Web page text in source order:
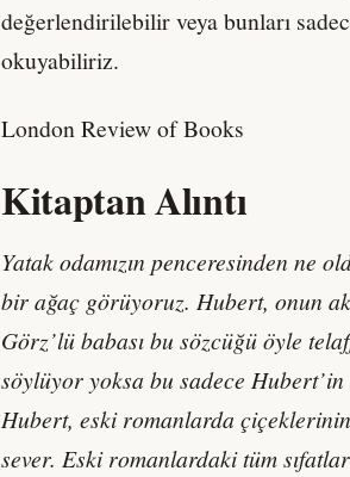
değerlendirilebilir veya bunları
okuyabiliriz.
London Review of Books
Kitaptan Alıntı
Yatak odamızın penceresinden ne
bir ağaç görüyoruz. Hubert, onun
Görz’lü babası bu sözcüğü öyle
söylüyor yoksa bu sadece
Hubert, eski romanlarda
sever. Eski romanlardaki tüm